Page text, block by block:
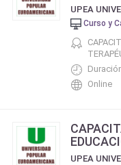
Curso y
Online